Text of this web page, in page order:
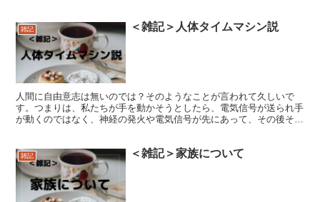
雑記 ＜雑記＞人体タイムマシン説
人間に自由意志は無いのでは？そのようなことが言われて久しいで
す。つまりは、私たちが手を動かそうとしたら、電気信号が送られ手
が動くのではなく、神経の発火や電気信号が先にあって、その後それ
雑記 ＜雑記＞家族について